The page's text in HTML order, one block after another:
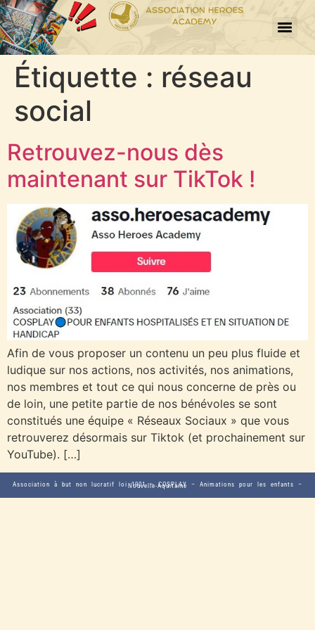
Étiquette : réseau
social
Retrouvez-nous dès
maintenant sur TikTok !
Afin de vous proposer un contenu un peu plus fluide et
ludique sur nos actions, nos activités, nos animations,
nos membres et tout ce qui nous concerne de près ou
de loin, une petite partie de nos bénévoles se sont
constitués une équipe « Réseaux Sociaux » que vous
retrouverez désormais sur Tiktok (et prochainement sur
YouTube). […]
Association à but non lucratif loi 1901 – COSPLAY – Animations pour les enfants – Nouvelle-Aquitaine